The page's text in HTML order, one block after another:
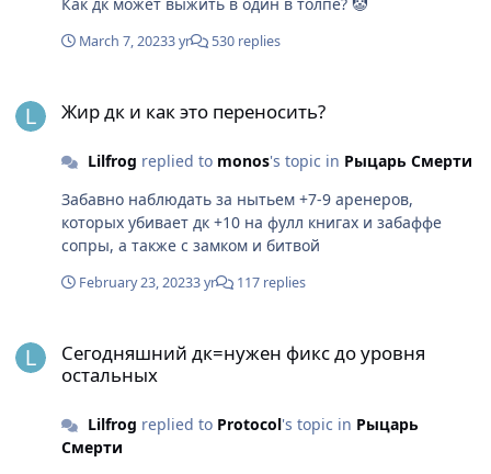
Как дк может выжить в один в толпе? 🤡
March 7, 20233 yr 530 replies
Жир дк и как это переносить?
Lilfrog replied to monos's topic in Рыцарь Смерти
Забавно наблюдать за нытьем +7-9 аренеров,
которых убивает дк +10 на фулл книгах и забаффе
сопры, а также с замком и битвой
February 23, 20233 yr 117 replies
Сегодняшний дк=нужен фикс до уровня
остальных
Lilfrog replied to Protocol's topic in Рыцарь
Смерти